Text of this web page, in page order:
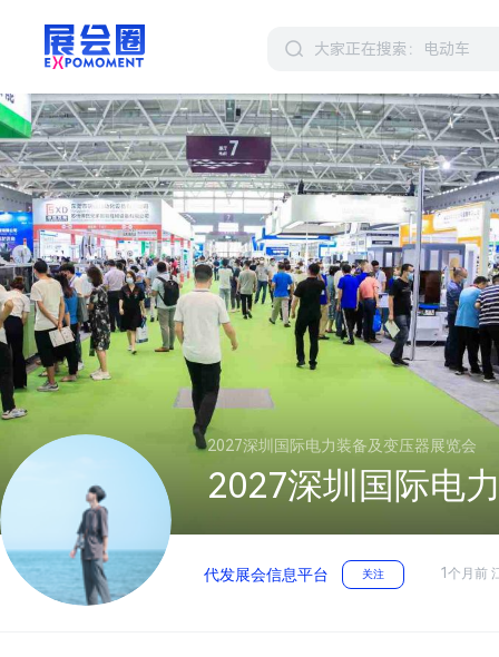
2027深圳国际电力装备及变压器展览会
2027深圳国际电
代发展会信息平台 关注 1个月前